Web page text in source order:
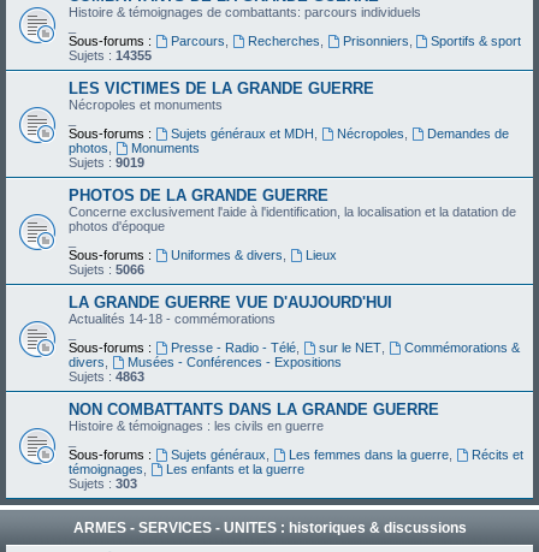
Histoire & témoignages de combattants: parcours individuels
Sous-forums :
Parcours Recherches Prisonniers
Sportifs & sport
Sujets : 14355
LES VICTIMES DE LA GRANDE GUERRE
Nécropoles et monuments
Sous-forums :
Sujets généraux et MDH Nécropoles
Demandes de
photos
Monuments
Sujets : 9019
PHOTOS DE LA GRANDE GUERRE
Concerne exclusivement l'aide à l'identification, la localisation et la datation de
photos d'époque
Sous-forums :
Uniformes & divers
Lieux
Sujets : 5066
LA GRANDE GUERRE VUE D'AUJOURD'HUI
Actualités 14-18 - commémorations
Sous-forums :
Presse - Radio - Télé, sur le NET,
Commémorations &
divers
Musées - Conférences - Expositions
Sujets : 4863
NON COMBATTANTS DANS LA GRANDE GUERRE
Histoire & témoignages : les civils en guerre
Sous-forums :
Sujets généraux Les femmes dans la guerre,
Récits et
témoignages
Les enfants et la guerre
Sujets : 303
ARMES - SERVICES - UNITES : historiques & discussions